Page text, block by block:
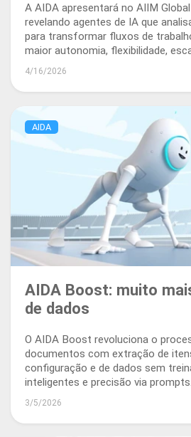
documentos
A AIDA apresentará no AIIM
revelando agentes de IA que
para transformar fluxos de
maior autonomia, flexibilidade,
4/16/2026
AIDA
AIDA Boost: muito
de dados
O AIDA Boost revoluciona o
documentos com extração de
configuração e de dados sem
inteligentes e precisão via
imediatos e precisos,
processos de negócios.
3/5/2026